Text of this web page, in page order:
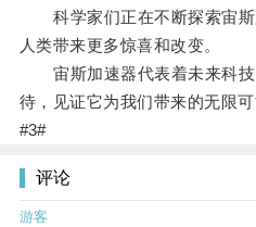
科学家们正在不断探索宙斯
人类带来更多惊喜和改变。
宙斯加速器代表着未来科技
待，见证它为我们带来的无限可
#3#
评论
游客